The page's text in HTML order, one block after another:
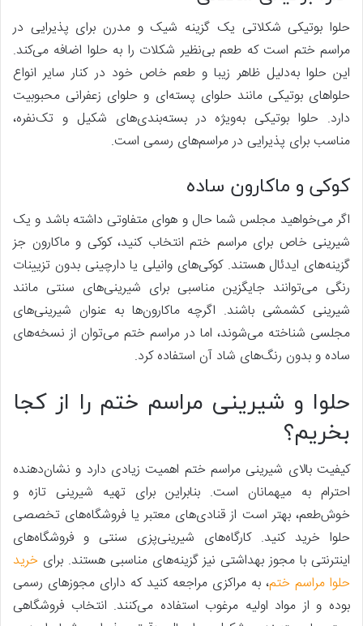
حلوا بوتیکی شکلاتی یک گزینه شیک و مدرن برای پذیرایی در
مراسم ختم است که طعم بی‌نظیر شکلات را به حلوا اضافه می‌کند.
این حلوا به‌دلیل ظاهر زیبا و طعم خاص خود در کنار سایر انواع
حلواهای بوتیکی مانند حلوای پسته‌ای و حلوای زعفرانی محبوبیت
دارد. حلوا بوتیکی به‌ویژه در بسته‌بندی‌های شکیل و تک‌نفره،
مناسب برای پذیرایی در مراسم‌های رسمی است.
کوکی و ماکارون ساده
اگر می‌خواهید مجلس شما حال و هوای متفاوتی داشته باشد و یک
شیرینی خاص برای مراسم ختم انتخاب کنید، کوکی و ماکارون جز
گزینه‌های ایدئال هستند. کوکی‌های وانیلی یا دارچینی بدون تزیینات
رنگی می‌توانند جایگزین مناسبی برای شیرینی‌های سنتی مانند
شیرینی کشمشی باشند. اگرچه ماکارون‌ها به عنوان شیرینی‌های
مجلسی شناخته می‌شوند، اما در مراسم ختم می‌توان از نسخه‌های
ساده و بدون رنگ‌های شاد آن استفاده کرد.
حلوا و شیرینی مراسم ختم را از کجا
بخریم؟
کیفیت بالای شیرینی مراسم ختم اهمیت زیادی دارد و نشان‌دهنده
احترام به میهمانان است. بنابراین برای تهیه شیرینی تازه و
خوش‌طعم، بهتر است از قنادی‌های معتبر یا فروشگاه‌های تخصصی
حلوا خرید کنید. کارگاه‌های شیرینی‌پزی سنتی و فروشگاه‌های
اینترنتی با مجوز بهداشتی نیز گزینه‌های مناسبی هستند. برای خرید
حلوا مراسم ختم، به مراکزی مراجعه کنید که دارای مجوزهای رسمی
بوده و از مواد اولیه مرغوب استفاده می‌کنند. انتخاب فروشگاهی